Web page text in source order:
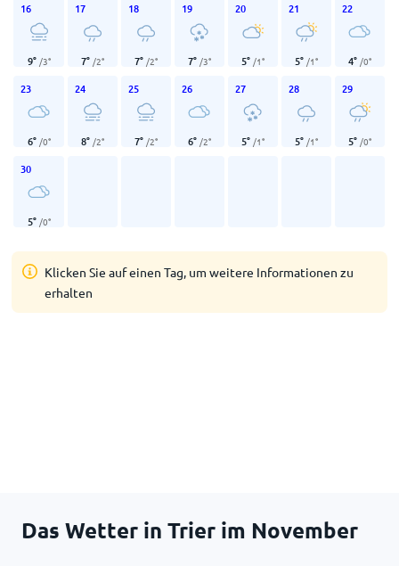
16
9° /3°
17
7° /2°
18
7° /2°
19
7° /3°
20
5° /1°
21
5° /1°
22
4° /0°
23
6° /0°
24
8° /2°
25
7° /2°
26
6° /2°
27
5° /1°
28
5° /1°
29
5° /0°
30
5° /0°
Klicken Sie auf einen Tag, um weitere Informationen zu
erhalten
Das Wetter in Trier im November